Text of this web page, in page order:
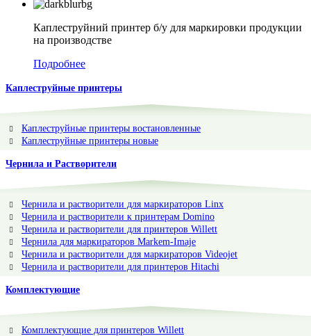
Каплеструйний принтер б/у для маркировки продукции
на производстве
Подробнее
Каплеструйные принтеры
Каплеструйные принтеры востановленные
Каплеструйные принтеры новые
Чернила и Растворители
Чернила и растворители для маркираторов Linx
Чернила и растворители к принтерам Domino
Чернила и растворители для принтеров Willett
Чернила для маркираторов Markem-Imaje
Чернила и растворители для маркираторов Videojet
Чернила и растворители для принтеров Hitachi
Комплектующие
Комплектующие для принтеров Willett